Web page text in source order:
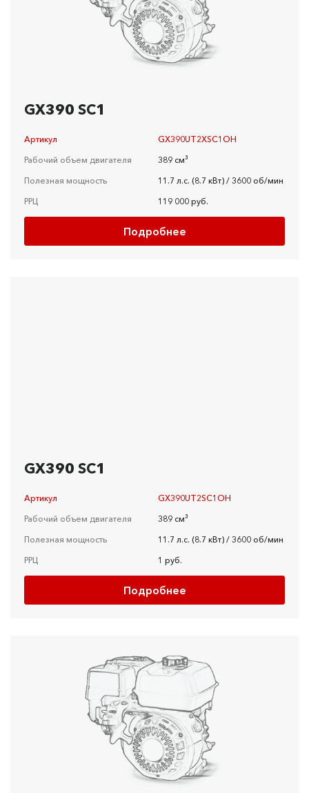
GX390 SC1
Артикул
GX390UT2XSC1OH
Рабочий объем двигателя
389 см³
Полезная мощность
11.7 л.с. (8.7 кВт) / 3600 об/мин
РРЦ
119 000 руб.
Подробнее
GX390 SC1
Артикул
GX390UT2SC1OH
Рабочий объем двигателя
389 см³
Полезная мощность
11.7 л.с. (8.7 кВт) / 3600 об/мин
РРЦ
1 руб.
Подробнее